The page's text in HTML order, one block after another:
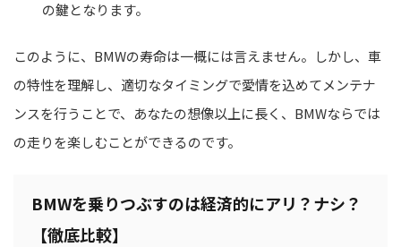
の鍵となります。
このように、BMWの寿命は一概には言えません。しかし、車
の特性を理解し、適切なタイミングで愛情を込めてメンテナ
ンスを行うことで、あなたの想像以上に長く、BMWならでは
の走りを楽しむことができるのです。
BMWを乗りつぶすのは経済的にアリ？ナシ？
【徹底比較】